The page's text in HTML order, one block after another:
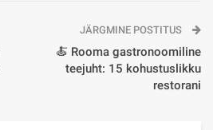
JÄRGMINE POSTITUS
🍝 Rooma gastronoomiline
teejuht: 15 kohustuslikku
restorani